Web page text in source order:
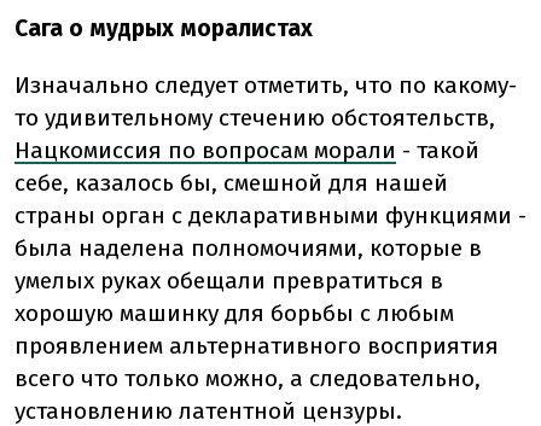
Сага о мудрых моралистах
Изначально следует отметить, что по какому-
то удивительному стечению обстоятельств,
Нацкомиссия по вопросам морали - такой
себе, казалось бы, смешной для нашей
страны орган с декларативными функциями -
была наделена полномочиями, которые в
умелых руках обещали превратиться в
хорошую машинку для борьбы с любым
проявлением альтернативного восприятия
всего что только можно, а следовательно,
установлению латентной цензуры.